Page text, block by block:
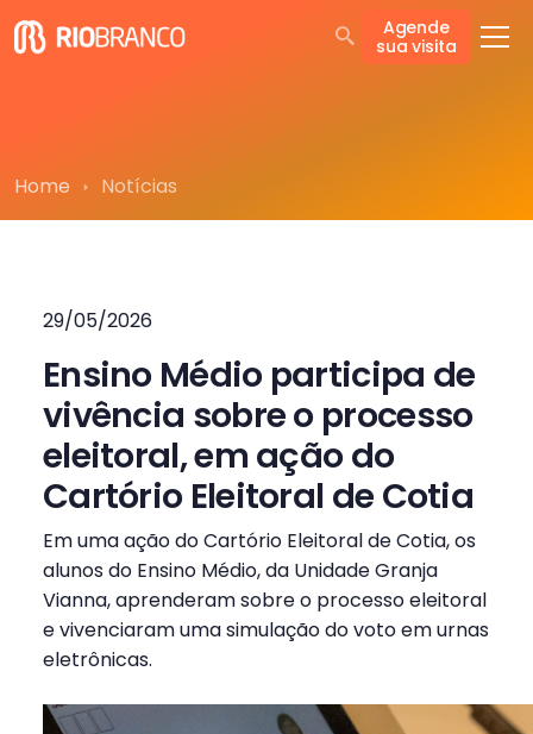
Agende
sua visita
Home Notícias
29/05/2026
Ensino Médio participa de
vivência sobre o processo
eleitoral, em ação do
Cartório Eleitoral de Cotia
Em uma ação do Cartório Eleitoral de Cotia, os
alunos do Ensino Médio, da Unidade Granja
Vianna, aprenderam sobre o processo eleitoral
e vivenciaram uma simulação do voto em urnas
eletrônicas.